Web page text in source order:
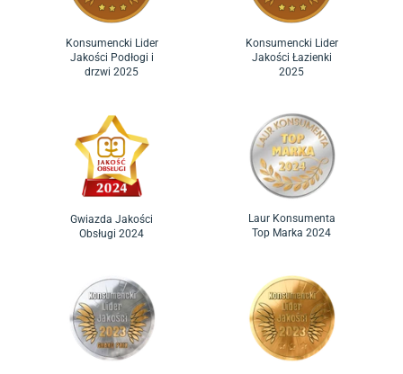
Konsumencki Lider
Jakości Podłogi i
drzwi 2025
Konsumencki Lider
Jakości Łazienki
2025
Gwiazda Jakości
Obsługi 2024
Laur Konsumenta
Top Marka 2024